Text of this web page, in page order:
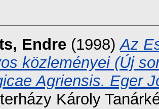
Endre (1998)Az
közleményei (Új
Agriensis. Eger
Károly